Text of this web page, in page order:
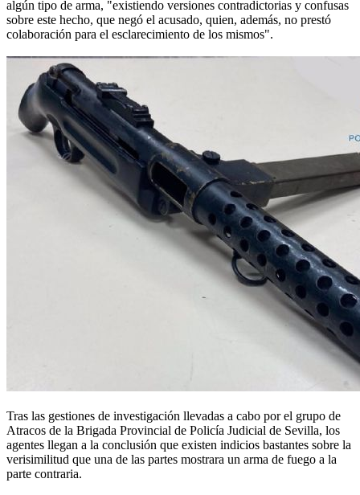
algún tipo de arma, "existiendo versiones contradictorias y confusas
sobre este hecho, que negó el acusado, quien, además, no prestó
colaboración para el esclarecimiento de los mismos".
Tras las gestiones de investigación llevadas a cabo por el grupo de
Atracos de la Brigada Provincial de Policía Judicial de Sevilla, los
agentes llegan a la conclusión que existen indicios bastantes sobre la
verisimilitud que una de las partes mostrara un arma de fuego a la
parte contraria.